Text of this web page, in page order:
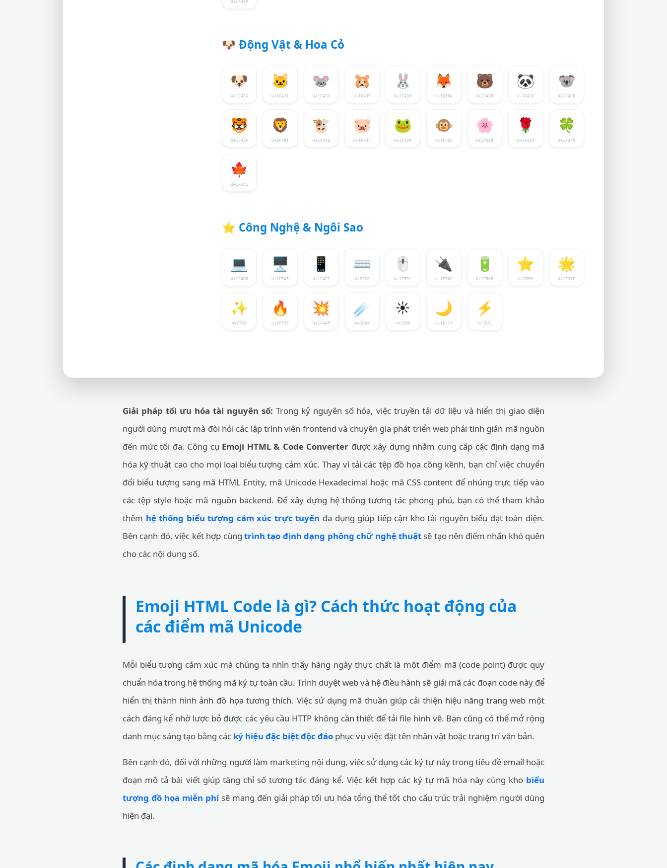
U+1F49F
🐶 Động Vật & Hoa Cỏ
🐶
U+1F436
🐱
U+1F431
🐭
U+1F42D
🐹
U+1F439
🐰
U+1F430
🦊
U+1F98A
🐻
U+1F43B
🐼
U+1F43C
🐨
U+1F428
🐯
U+1F42F
🦁
U+1F981
🐮
U+1F42E
🐷
U+1F437
🐸
U+1F438
🐵
U+1F435
🌸
U+1F338
🌹
U+1F339
🍀
U+1F340
🍁
U+1F341
⭐ Công Nghệ & Ngôi Sao
💻
U+1F4BB
🖥️
U+1F5A5
📱
U+1F4F1
⌨️
U+2328
🖱️
U+1F5B1
🔌
U+1F50C
🔋
U+1F50B
⭐
U+2B50
🌟
U+1F31F
✨
U+2728
🔥
U+1F525
💥
U+1F4A5
☄️
U+2604
☀️
U+2600
🌙
U+1F319
⚡
U+26A1
Giải pháp tối ưu hóa tài nguyên số: Trong kỷ nguyên số hóa, việc truyền tải dữ liệu và hiển thị giao diện
người dùng mượt mà đòi hỏi các lập trình viên frontend và chuyên gia phát triển web phải tinh giản mã nguồn
đến mức tối đa. Công cụ Emoji HTML & Code Converter được xây dựng nhằm cung cấp các định dạng mã
hóa kỹ thuật cao cho mọi loại biểu tượng cảm xúc. Thay vì tải các tệp đồ họa cồng kềnh, bạn chỉ việc chuyển
đổi biểu tượng sang mã HTML Entity, mã Unicode Hexadecimal hoặc mã CSS content để nhúng trực tiếp vào
các tệp style hoặc mã nguồn backend. Để xây dựng hệ thống tương tác phong phú, bạn có thể tham khảo
thêm hệ thống biểu tượng cảm xúc trực tuyến đa dụng giúp tiếp cận kho tài nguyên biểu đạt toàn diện.
Bên cạnh đó, việc kết hợp cùng trình tạo định dạng phông chữ nghệ thuật sẽ tạo nên điểm nhấn khó quên
cho các nội dung số.
Emoji HTML Code là gì? Cách thức hoạt động của
các điểm mã Unicode
Mỗi biểu tượng cảm xúc mà chúng ta nhìn thấy hàng ngày thực chất là một điểm mã (code point) được quy
chuẩn hóa trong hệ thống mã ký tự toàn cầu. Trình duyệt web và hệ điều hành sẽ giải mã các đoạn code này để
hiển thị thành hình ảnh đồ họa tương thích. Việc sử dụng mã thuần giúp cải thiện hiệu năng trang web một
cách đáng kể nhờ lược bỏ được các yêu cầu HTTP không cần thiết để tải file hình vẽ. Bạn cũng có thể mở rộng
danh mục sáng tạo bằng các ký hiệu đặc biệt độc đáo phục vụ việc đặt tên nhân vật hoặc trang trí văn bản.
Bên cạnh đó, đối với những người làm marketing nội dung, việc sử dụng các ký tự này trong tiêu đề email hoặc
đoạn mô tả bài viết giúp tăng chỉ số tương tác đáng kể. Việc kết hợp các ký tự mã hóa này cùng kho biểu
tượng đồ họa miễn phísẽ mang đến giải pháp tối ưu hóa tổng thể tốt cho cấu trúc trải nghiệm người dùng
hiện đại.